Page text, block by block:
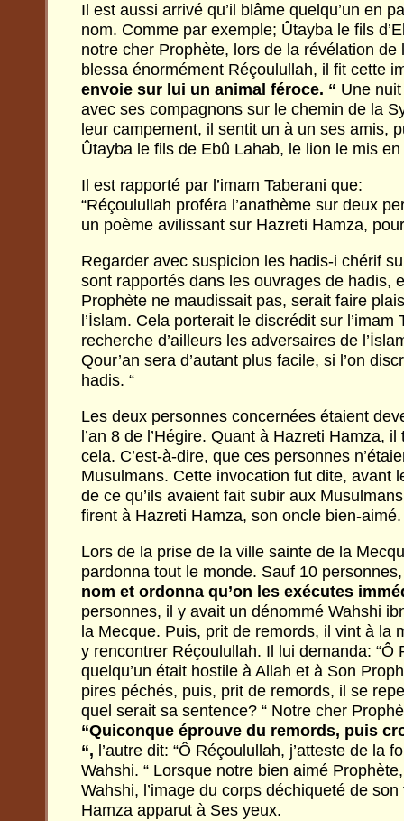
Il est aussi arrivé qu’il blâme quelqu’un en
nom. Comme par exemple; Ûtayba le fils
notre cher Prophète, lors de la révélation
blessa énormément Réçoulullah, il fit cette
envoie sur lui un animal féroce. “ Une
avec ses compagnons sur le chemin de la
leur campement, il sentit un à un ses amis,
Ûtayba le fils de Ebû Lahab, le lion le mis
Il est rapporté par l’imam Taberani que:
“Réçoulullah proféra l’anathème sur deux
un poème avilissant sur Hazreti Hamza,
Regarder avec suspicion les hadis-i chérif
sont rapportés dans les ouvrages de hadis,
Prophète ne maudissait pas, serait faire
l’İslam. Cela porterait le discrédit sur l’imam
recherche d’ailleurs les adversaires de
Qour’an sera d’autant plus facile, si l’on
hadis. “
Les deux personnes concernées étaient
l’an 8 de l’Hégire. Quant à Hazreti Hamza,
cela. C’est-à-dire, que ces personnes
Musulmans. Cette invocation fut dite, avant
de ce qu’ils avaient fait subir aux
firent à Hazreti Hamza, son oncle bien-aimé.
Lors de la prise de la ville sainte de la
pardonna tout le monde. Sauf 10
nom et ordonna qu’on les exécutes
personnes, il y avait un dénommé Wahshi
la Mecque. Puis, prit de remords, il vint à la
y rencontrer Réçoulullah. Il lui demanda: “Ô
quelqu’un était hostile à Allah et à Son
pires péchés, puis, prit de remords, il se
quel serait sa sentence? “ Notre cher
“Quiconque éprouve du remords, puis
“, l’autre dit: “Ô Réçoulullah, j’atteste de la
Wahshi. “ Lorsque notre bien aimé
Wahshi, l’image du corps déchiqueté de
Hamza apparut à Ses yeux.